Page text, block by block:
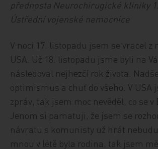
přednosta Neurochirugické kliniky
Ústřední vojenské nemocnice
V noci 17. listopadu jsem se vracel z
USA. Už 18. listopadu jsme byli na
následoval nejhezčí rok života.
optimismus a chuť do všeho. V USA
zpráv, tak jsem moc nevěděl, co se v
Jenom si pamatuji, že jsem se
návratu s komunisty už hrát
mnou v létě byla rodina, tak jsem